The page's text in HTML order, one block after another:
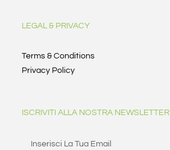
LEGAL & PRIVACY
Terms & Conditions
Privacy Policy
ISCRIVITI ALLA NOSTRA NEWSLETTER